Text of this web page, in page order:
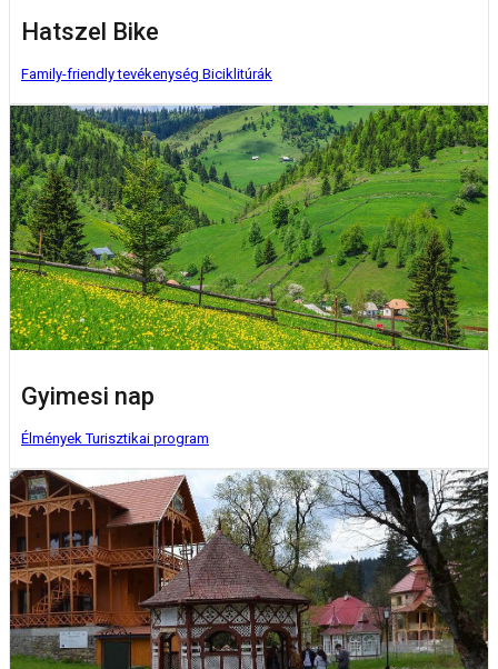
Hatszel Bike
Family-friendly tevékenység Biciklitúrák
Gyimesi nap
ÉlményekTurisztikai program